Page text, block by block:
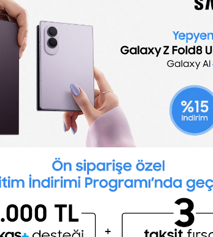
İngilizce seviyeni öğrenmek
ister misin ?
(A1,A2,B1,B2,C1,C2)
temizleyin.